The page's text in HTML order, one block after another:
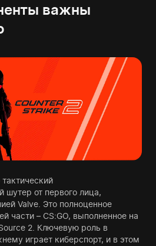
важны
шутер от первого лица,
Valve. Это полноценное
части – CS:GO, выполненное на
2. Ключевую роль в
играет киберспорт, и в этом